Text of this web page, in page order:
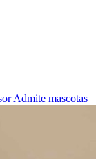
Admite mascotas